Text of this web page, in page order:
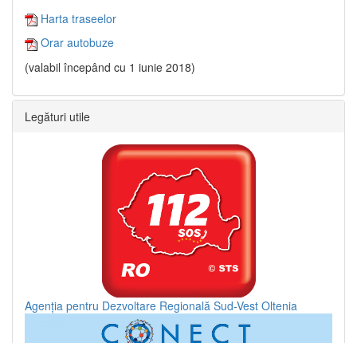
Harta traseelor
Orar autobuze
(valabil începând cu 1 iunie 2018)
Legături utile
Agenția pentru Dezvoltare Regională Sud-Vest Oltenia